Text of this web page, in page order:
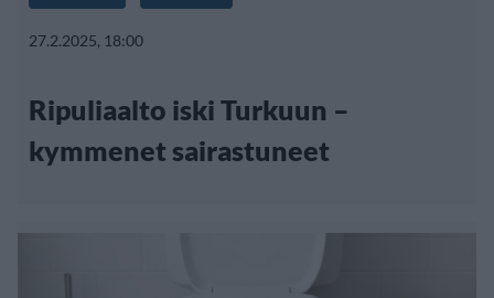
27.2.2025, 18:00
Ripuliaalto iski Turkuun –
kymmenet sairastuneet